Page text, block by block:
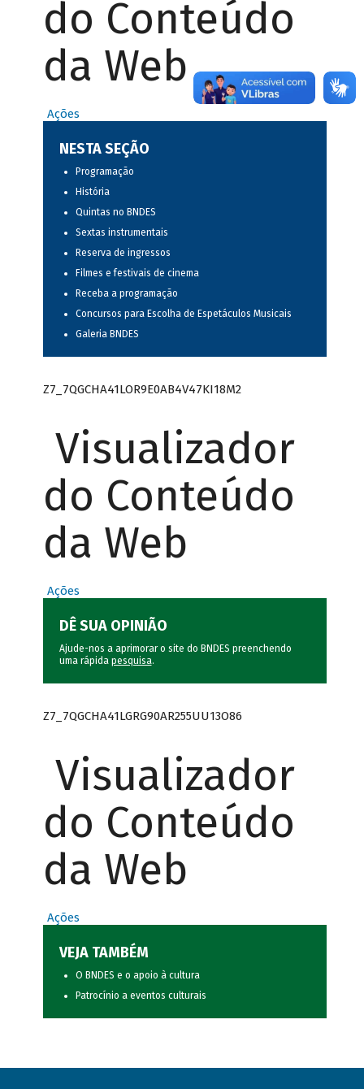
do Conteúdo
da Web
Ações
NESTA SEÇÃO
Programação
História
Quintas no BNDES
Sextas instrumentais
Reserva de ingressos
Filmes e festivais de cinema
Receba a programação
Concursos para Escolha de Espetáculos Musicais
Galeria BNDES
Z7_7QGCHA41LOR9E0AB4V47KI18M2
Visualizador
do Conteúdo
da Web
Ações
DÊ SUA OPINIÃO
Ajude-nos a aprimorar o site do BNDES preenchendo
uma rápida pesquisa.
Z7_7QGCHA41LGRG90AR255UU13O86
Visualizador
do Conteúdo
da Web
Ações
VEJA TAMBÉM
O BNDES e o apoio à cultura
Patrocínio a eventos culturais